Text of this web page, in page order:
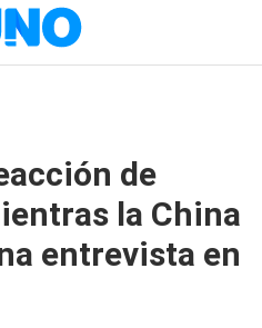
de
la China
entrevista en